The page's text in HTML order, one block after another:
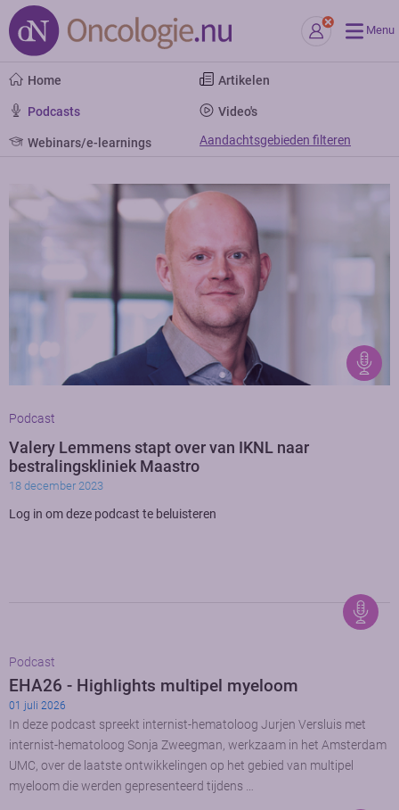
Menu
Home Artikelen
Podcasts Video's
Webinars/e-learnings Aandachtsgebieden filteren
Podcast
Valery Lemmens stapt over van IKNL naar
bestralingskliniek Maastro
18 december 2023
Log in om deze podcast te beluisteren
Podcast
EHA26 - Highlights multipel myeloom
01 juli 2026
In deze podcast spreekt internist-hematoloog Jurjen Versluis met
internist-hematoloog Sonja Zweegman, werkzaam in het Amsterdam
UMC, over de laatste ontwikkelingen op het gebied van multipel
myeloom die werden gepresenteerd tijdens …